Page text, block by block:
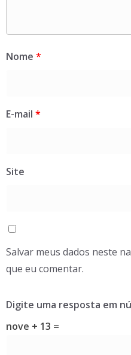
Nome *
E-mail *
Site
Salvar meus dados neste
que eu comentar.
Digite uma resposta em
nove + 13 =